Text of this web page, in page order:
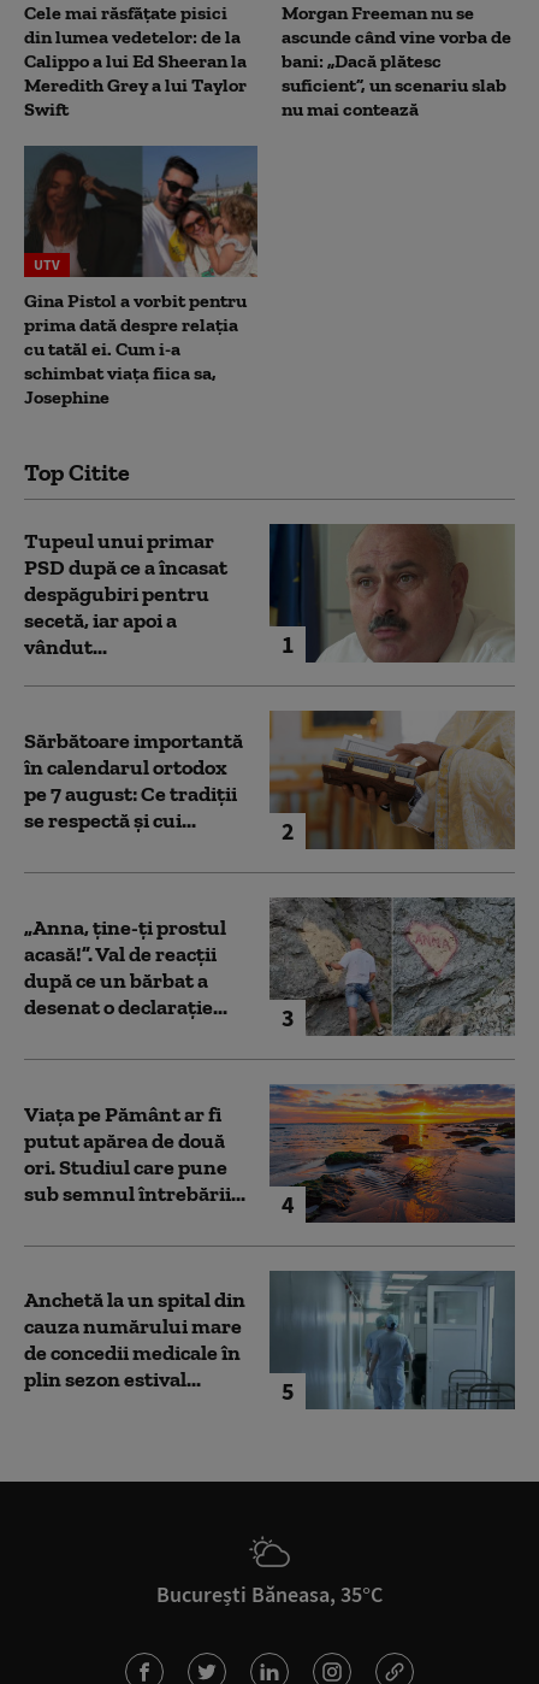
Cele mai răsfățate pisici
din lumea vedetelor: de la
Calippo a lui Ed Sheeran la
Meredith Grey a lui Taylor
Swift
Morgan Freeman nu se
ascunde când vine vorba de
bani: „Dacă plătesc
suficient”, un scenariu slab
nu mai contează
UTV
Gina Pistol a vorbit pentru
prima dată despre relația
cu tatăl ei. Cum i-a
schimbat viața fiica sa,
Josephine
Top Citite
1
Tupeul unui primar
PSD după ce a încasat
despăgubiri pentru
secetă, iar apoi a
vândut...
2
Sărbătoare importantă
în calendarul ortodox
pe 7 august: Ce tradiții
se respectă și cui...
3
„Anna, ţine-ţi prostul
acasă!”. Val de reacții
după ce un bărbat a
desenat o declarație...
4
Viața pe Pământ ar fi
putut apărea de două
ori. Studiul care pune
sub semnul întrebării...
5
Anchetă la un spital din
cauza numărului mare
de concedii medicale în
plin sezon estival...
București Băneasa, 35°C